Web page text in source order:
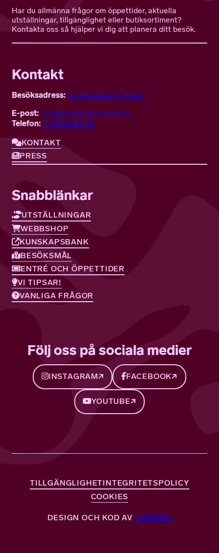
Har du allmänna frågor om öppettider, aktuella
utställningar, tillgänglighet eller butiksortiment?
Kontakta oss så hjälper vi dig att planera ditt besök.
Kontakt
Besöksadress: Strandgatan 14, Visby
E-post: info@gotlandsmuseum.se
Telefon: 0498-29 27 00
KONTAKT
PRESS
Snabblänkar
UTSTÄLLNINGAR
WEBBSHOP
KUNSKAPSBANK
BESÖKSMÅL
ENTRÉ OCH ÖPPETTIDER
VI TIPSAR!
VANLIGA FRÅGOR
Följ oss på sociala medier
INSTAGRAM FACEBOOK
YOUTUBE
TILLGÄNGLIGHETINTEGRITETSPOLICY
COOKIES
DESIGN OCH KOD AV HAMRÉN